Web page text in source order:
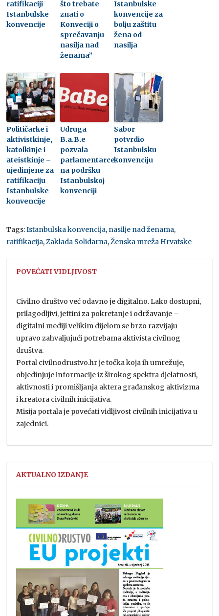
ratifikaciji
Istanbulske
konvencije
što trebate
znati o
Konveciji o
sprečavanju
nasilja nad
ženama”
Istanbulske
konvencije za
bolju zaštitu
žena od
nasilja
Političarke i
aktivistkinje,
katolkinje i
ateistkinje –
ujedinjene za
ratifikaciju
Istanbulske
konvencije
Udruga
B.a.B.e
pozvala
parlamentarce
na podršku
Istanbulskoj
konvenciji
Sabor
potvrdio
Istanbulsku
konvenciju
Tags:Istanbulska konvencija, nasilje nad ženama,
ratifikacija,Zaklada Solidarna,Ženska mreža Hrvatske
POVEĆATI VIDLJIVOST
Civilno društvo već odavno je digitalno. Lako dostupni,
prilagodljivi, jeftini za pokretanje i održavanje –
digitalni mediji velikim dijelom se brzo razvijaju
upravo zahvaljujući potrebama aktivista civilnog
društva.
Portal civilnodrustvo.hr je točka koja ih umrežuje,
objedinjuje informacije iz širokog spektra djelatnosti,
aktivnosti i promišljanja aktera građanskog aktivizma
i kreatora civilnih inicijativa.
Misija portala je povećati vidljivost civilnih inicijativa u
zajednici.
AKTUALNO IZDANJE